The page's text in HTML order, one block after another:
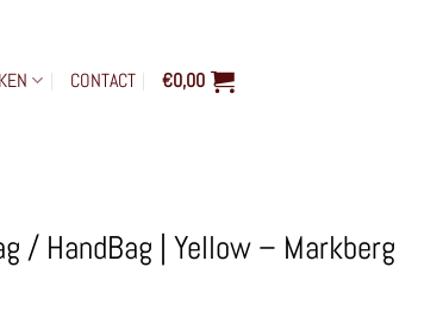
CONTACT €0,00
/ HandBag | Yellow – Markberg